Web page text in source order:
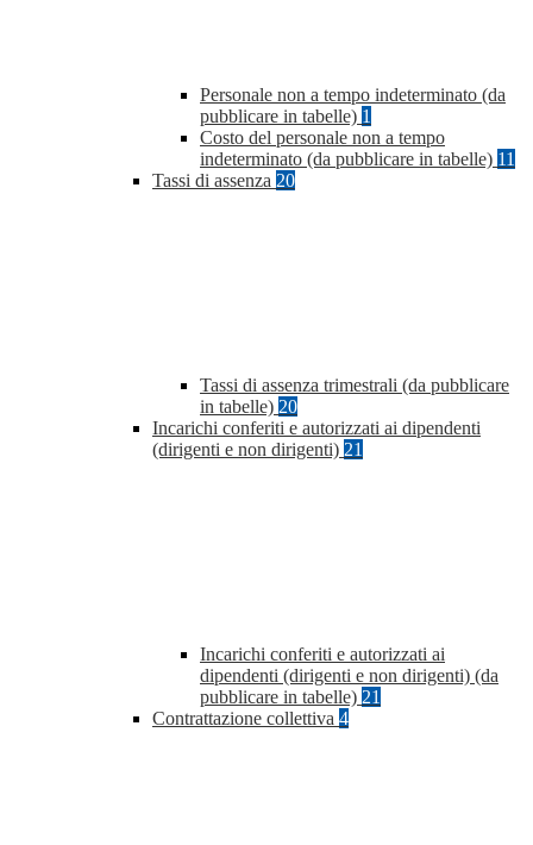
Personale non a tempo indeterminato (da
pubblicare in tabelle) 1
Costo del personale non a tempo
indeterminato (da pubblicare in tabelle) 11
Tassi di assenza 20
Tassi di assenza trimestrali (da pubblicare
in tabelle) 20
Incarichi conferiti e autorizzati ai dipendenti
(dirigenti e non dirigenti) 21
Incarichi conferiti e autorizzati ai
dipendenti (dirigenti e non dirigenti) (da
pubblicare in tabelle) 21
Contrattazione collettiva 4